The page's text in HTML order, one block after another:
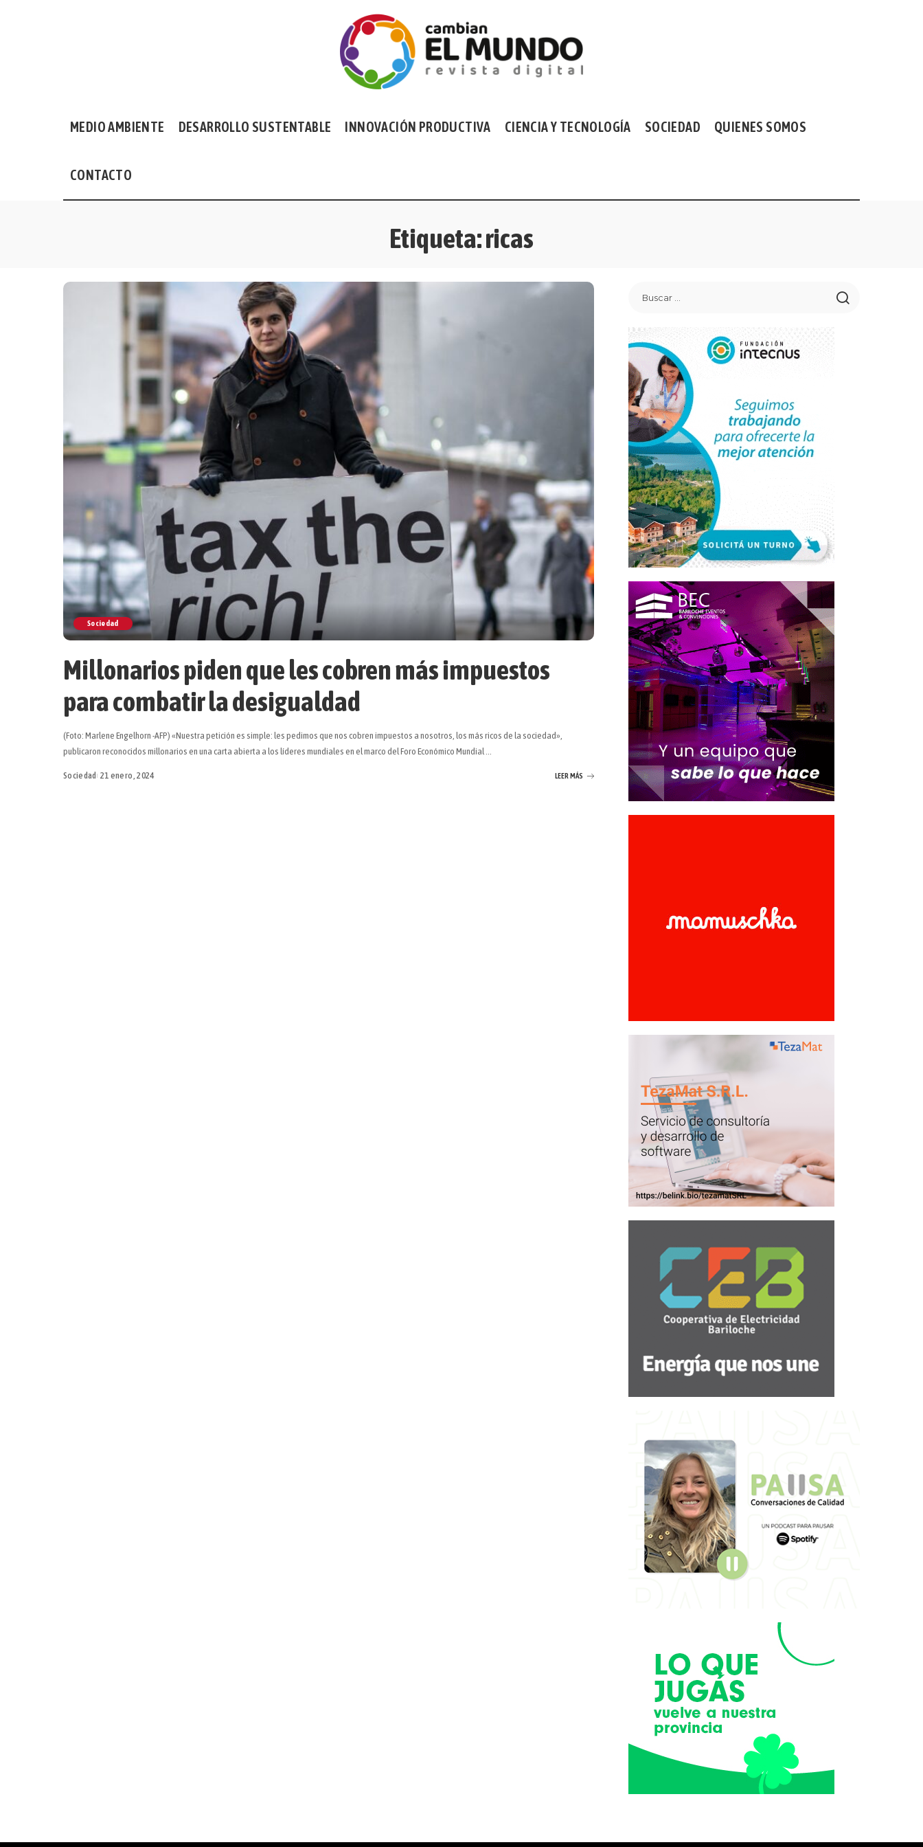
MEDIO AMBIENTE DESARROLLO SUSTENTABLE INNOVACIÓN PRODUCTIVA CIENCIA Y TECNOLOGÍA SOCIEDAD QUIENES SOMOS
CONTACTO
Etiqueta:ricas
Sociedad
Millonarios piden que les cobren más impuestos
para combatir la desigualdad
(Foto: Marlene Engelhorn -AFP) «Nuestra petición es simple: les pedimos que nos cobren impuestos a nosotros, los más ricos de la sociedad»,
publicaron reconocidos millonarios en una carta abierta a los líderes mundiales en el marco del Foro Económico Mundial...
Sociedad 21 enero, 2024 LEER MÁS